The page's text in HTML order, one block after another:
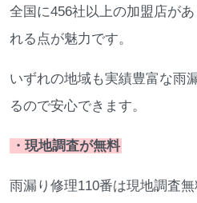
全国に456社以上の加盟店が
れる点が魅力です。
いずれの地域も実績豊富な雨
るので安心できます。
・現地調査が無料
雨漏り修理110番は現地調査無